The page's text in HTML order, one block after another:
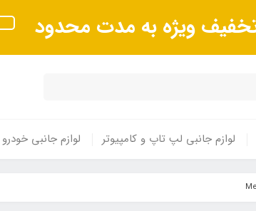
لوازم جانبی لپ تاپ و کامپیوتر لوازم جانبی خودرو